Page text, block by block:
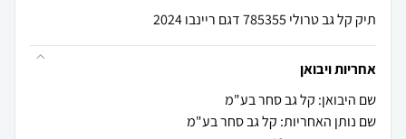
תיק קל גב טרולי 785355 דגם ריינבו 2024
אחריות ויבואן
שם היבואן: קל גב סחר בע"מ
שם נותן האחריות: קל גב סחר בע"מ